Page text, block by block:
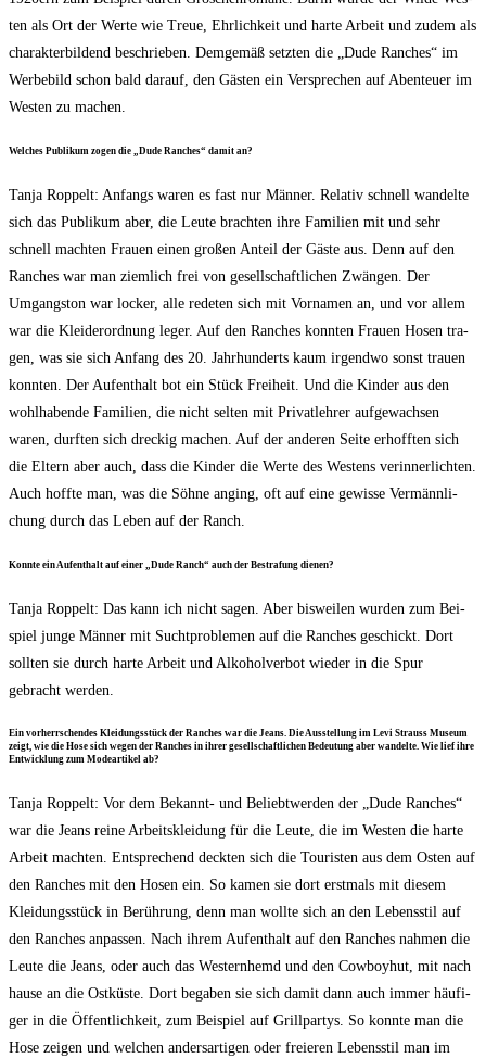
ten als Ort der Wer­te wie Treue, Ehr­lich­keit und har­te Arbeit und zudem als
cha­rak­ter­bil­dend beschrie­ben. Dem­ge­mäß setz­ten die „Dude Ran­ches“ im
Wer­be­bild schon bald dar­auf, den Gäs­ten ein Ver­spre­chen auf Aben­teu­er im
Wes­ten zu machen.
Wel­ches Publi­kum zogen die „Dude Ran­ches“ damit an?
Tan­ja Rop­pelt: Anfangs waren es fast nur Män­ner. Rela­tiv schnell wan­del­te
sich das Publi­kum aber, die Leu­te brach­ten ihre Fami­li­en mit und sehr
schnell mach­ten Frau­en einen gro­ßen Anteil der Gäs­te aus. Denn auf den
Ran­ches war man ziem­lich frei von gesell­schaft­li­chen Zwän­gen. Der
Umgangs­ton war locker, alle rede­ten sich mit Vor­na­men an, und vor allem
war die Klei­der­ord­nung leger. Auf den Ran­ches konn­ten Frau­en Hosen tra­
gen, was sie sich Anfang des 20. Jahr­hun­derts kaum irgend­wo sonst trau­en
konn­ten. Der Auf­ent­halt bot ein Stück Frei­heit. Und die Kin­der aus den
wohl­ha­ben­de Fami­li­en, die nicht sel­ten mit Pri­vat­leh­rer auf­ge­wach­sen
waren, durf­ten sich dre­ckig machen. Auf der ande­ren Sei­te erhoff­ten sich
die Eltern aber auch, dass die Kin­der die Wer­te des Wes­tens ver­in­ner­lich­ten.
Auch hoff­te man, was die Söh­ne anging, oft auf eine gewis­se Ver­männ­li­
chung durch das Leben auf der Ranch.
Konn­te ein Auf­ent­halt auf einer „Dude Ranch“ auch der Bestra­fung dienen?
Tan­ja Rop­pelt: Das kann ich nicht sagen. Aber bis­wei­len wur­den zum Bei­
spiel jun­ge Män­ner mit Sucht­pro­ble­men auf die Ran­ches geschickt. Dort
soll­ten sie durch har­te Arbeit und Alko­hol­ver­bot wie­der in die Spur
gebracht werden.
Ein vor­herr­schen­des Klei­dungs­stück der Ran­ches war die Jeans. Die Aus­stel­lung im Levi Strauss Muse­um
zeigt, wie die Hose sich wegen der Ran­ches in ihrer gesell­schaft­li­chen Bedeu­tung aber wan­del­te. Wie lief ihre
Ent­wick­lung zum Mode­ar­ti­kel ab?
Tan­ja Rop­pelt: Vor dem Bekannt- und Beliebt­wer­den der „Dude Ran­ches“
war die Jeans rei­ne Arbeits­klei­dung für die Leu­te, die im Wes­ten die har­te
Arbeit mach­ten. Ent­spre­chend deck­ten sich die Tou­ris­ten aus dem Osten auf
den Ran­ches mit den Hosen ein. So kamen sie dort erst­mals mit die­sem
Klei­dungs­stück in Berüh­rung, denn man woll­te sich an den Lebens­stil auf
den Ran­ches anpas­sen. Nach ihrem Auf­ent­halt auf den Ran­ches nah­men die
Leu­te die Jeans, oder auch das Wes­tern­hemd und den Cow­boy­hut, mit nach
hau­se an die Ost­küs­te. Dort bega­ben sie sich damit dann auch immer häu­fi­
ger in die Öffent­lich­keit, zum Bei­spiel auf Grill­par­tys. So konn­te man die
Hose zei­gen und wel­chen anders­ar­ti­gen oder freie­ren Lebens­stil man im